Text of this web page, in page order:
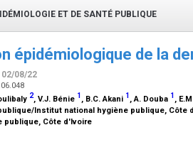
ET DE SANTÉ PUBLIQUE
épidémiologique de la
02/08/22
2, V.J. Bénie 1 , B.C. Akani 1 , A. Douba 1 ,
Institut national hygiène publique, Côte
publique, Côte d'Ivoire